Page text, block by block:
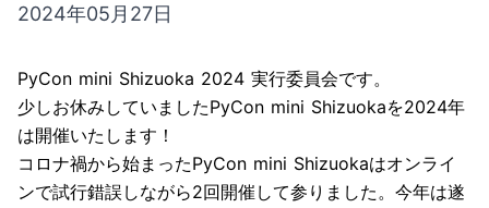
2024年05月27日
PyCon mini Shizuoka 2024 実行委員会です。
少しお休みしていましたPyCon mini Shizuokaを2024年
は開催いたします！
コロナ禍から始まったPyCon mini Shizuokaはオンライ
ンで試行錯誤しながら2回開催して参りました。今年は遂